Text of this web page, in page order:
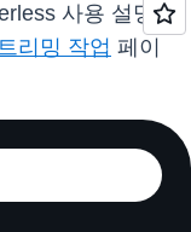
사용 설명서
리밍 작업 페이